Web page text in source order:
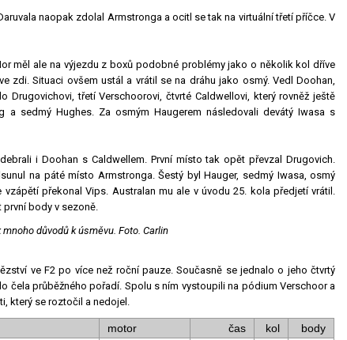
naopak zdolal Armstronga a ocitl se tak na virtuální třetí příčce. V
měl ale na výjezdu z boxů podobné problémy jako o několik kol dříve
zdi. Situaci ovšem ustál a vrátil se na dráhu jako osmý. Vedl Doohan,
Drugovichovi, třetí Verschoorovi, čtvrté Caldwellovi, který rovněž ještě
a sedmý Hughes. Za osmým Haugerem následovali devátý Iwasa s
i Doohan s Caldwellem. První místo tak opět převzal Drugovich.
na páté místo Armstronga. Šestý byl Hauger, sedmý Iwasa, osmý
překonal Vips. Australan mu ale v úvodu 25. kola předjetí vrátil.
body v sezoně.
důvodů k úsměvu. Foto. Carlin
ve F2 po více než roční pauze. Současně se jednalo o jeho čtvrtý
čela průběžného pořadí. Spolu s ním vystoupili na pódium Verschoor a
který se roztočil a nedojel.
motor čas kol
body